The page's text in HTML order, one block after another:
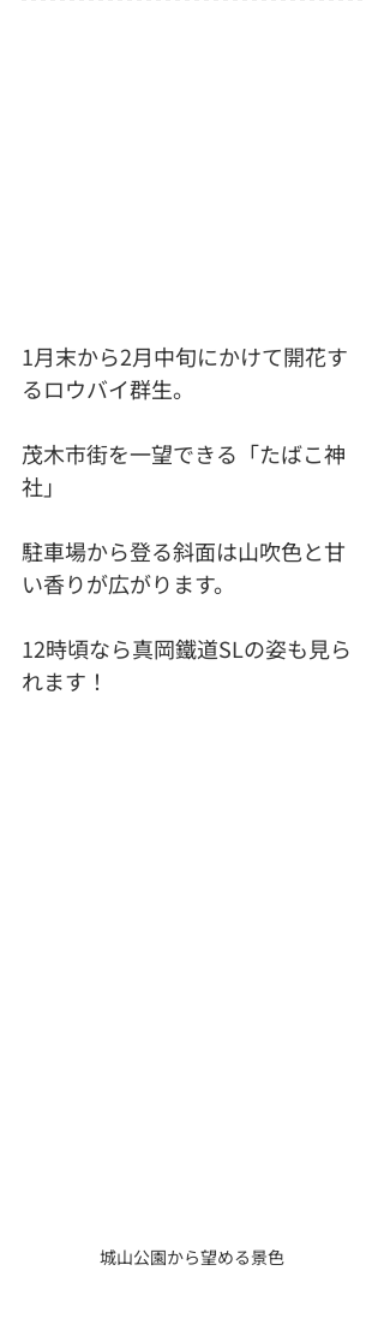
1月末から2月中旬にかけて開花す
るロウバイ群生。
茂木市街を一望できる「たばこ神
社」
駐車場から登る斜面は山吹色と甘
い香りが広がります。
12時頃なら真岡鐵道SLの姿も見ら
れます！
城山公園から望める景色